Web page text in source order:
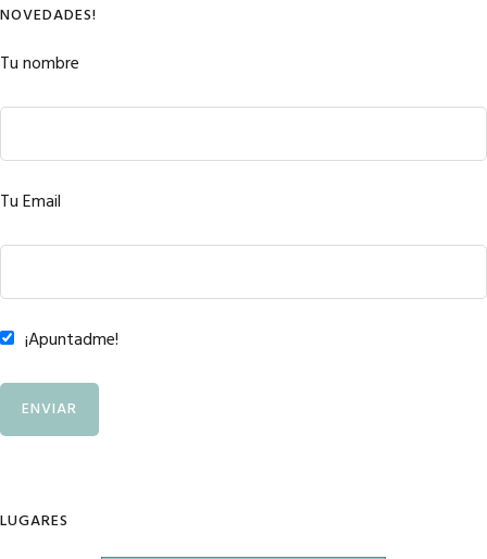
NOVEDADES!
Tu nombre
Tu Email
¡Apuntadme!
LUGARES